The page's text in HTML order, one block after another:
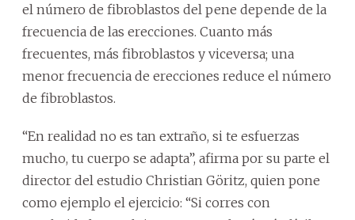
el número de fibroblastos del pene depende de la
frecuencia de las erecciones. Cuanto más
frecuentes, más fibroblastos y viceversa; una
menor frecuencia de erecciones reduce el número
de fibroblastos.
“En realidad no es tan extraño, si te esfuerzas
mucho, tu cuerpo se adapta”, afirma por su parte el
director del estudio Christian Göritz, quien pone
como ejemplo el ejercicio: “Si corres con